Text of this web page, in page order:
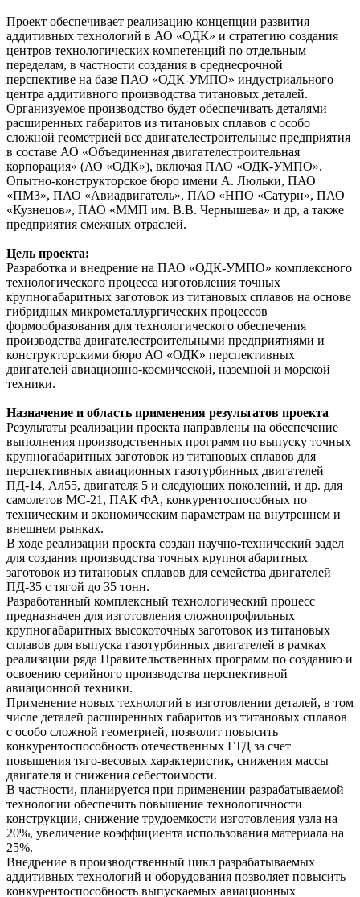
Проект обеспечивает реализацию концепции развития
аддитивных технологий в АО «ОДК» и стратегию создания
центров технологических компетенций по отдельным
переделам, в частности создания в среднесрочной
перспективе на базе ПАО «ОДК-УМПО» индустриального
центра аддитивного производства титановых деталей.
Организуемое производство будет обеспечивать деталями
расширенных габаритов из титановых сплавов с особо
сложной геометрией все двигателестроительные предприятия
в составе АО «Объединенная двигателестроительная
корпорация» (АО «ОДК»), включая ПАО «ОДК-УМПО»,
Опытно-конструкторское бюро имени А. Люльки, ПАО
«ПМЗ», ПАО «Авиадвигатель», ПАО «НПО «Сатурн», ПАО
«Кузнецов», ПАО «ММП им. В.В. Чернышева» и др, а также
предприятия смежных отраслей.
Цель проекта:
Разработка и внедрение на ПАО «ОДК-УМПО» комплексного
технологического процесса изготовления точных
крупногабаритных заготовок из титановых сплавов на основе
гибридных микрометаллургических процессов
формообразования для технологического обеспечения
производства двигателестроительными предприятиями и
конструкторскими бюро АО «ОДК» перспективных
двигателей авиационно-космической, наземной и морской
техники.
Назначение и область применения результатов проекта
Результаты реализации проекта направлены на обеспечение
выполнения производственных программ по выпуску точных
крупногабаритных заготовок из титановых сплавов для
перспективных авиационных газотурбинных двигателей
ПД-14, Ал55, двигателя 5 и следующих поколений, и др. для
самолетов МС-21, ПАК ФА, конкурентоспособных по
техническим и экономическим параметрам на внутреннем и
внешнем рынках.
В ходе реализации проекта создан научно-технический задел
для создания производства точных крупногабаритных
заготовок из титановых сплавов для семейства двигателей
ПД-35 с тягой до 35 тонн.
Разработанный комплексный технологический процесс
предназначен для изготовления сложнопрофильных
крупногабаритных высокоточных заготовок из титановых
сплавов для выпуска газотурбинных двигателей в рамках
реализации ряда Правительственных программ по созданию и
освоению серийного производства перспективной
авиационной техники.
Применение новых технологий в изготовлении деталей, в том
числе деталей расширенных габаритов из титановых сплавов
с особо сложной геометрией, позволит повысить
конкурентоспособность отечественных ГТД за счет
повышения тяго-весовых характеристик, снижения массы
двигателя и снижения себестоимости.
В частности, планируется при применении разрабатываемой
технологии обеспечить повышение технологичности
конструкции, снижение трудоемкости изготовления узла на
20%, увеличение коэффициента использования материала на
25%.
Внедрение в производственный цикл разрабатываемых
аддитивных технологий и оборудования позволяет повысить
конкурентоспособность выпускаемых авиационных